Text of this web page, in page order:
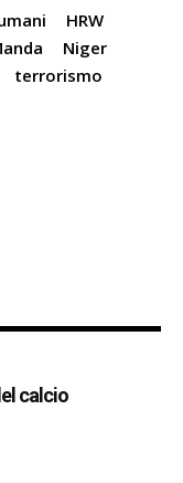
HRW
Niger
terrorismo
calcio